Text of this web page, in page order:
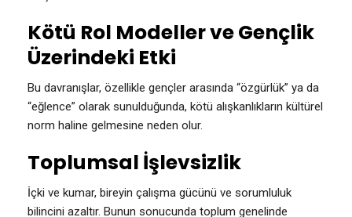
Kötü Rol Modeller ve Gençlik
Üzerindeki Etki
Bu davranışlar, özellikle gençler arasında “özgürlük” ya da
“eğlence” olarak sunulduğunda, kötü alışkanlıkların kültürel
norm haline gelmesine neden olur.
Toplumsal İşlevsizlik
İçki ve kumar, bireyin çalışma gücünü ve sorumluluk
bilincini azaltır. Bunun sonucunda toplum genelinde